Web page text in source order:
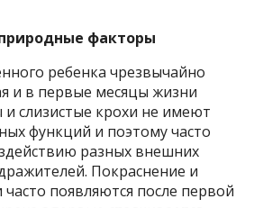
факторы
ребенка чрезвычайно
и в первые месяцы жизни
слизистые крохи не имеют
функций и поэтому часто
разных внешних
Покраснение и
появляются после первой